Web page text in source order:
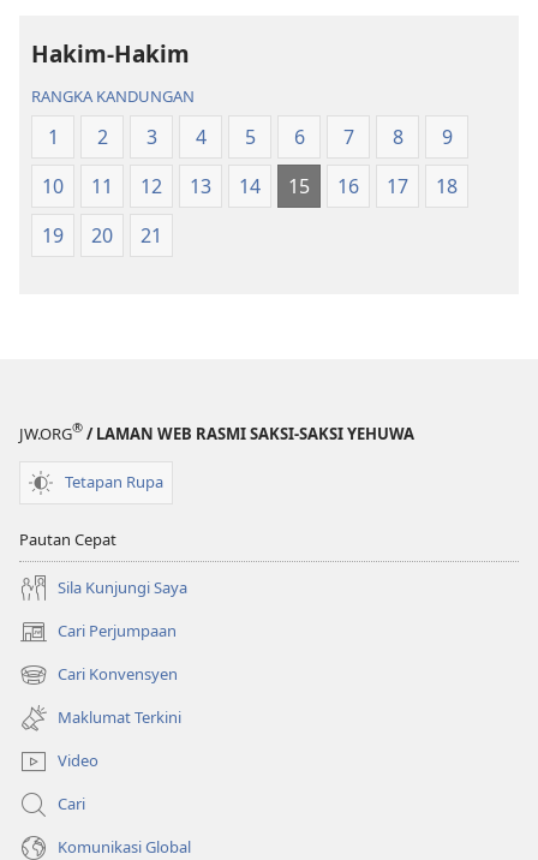
Hakim-Hakim
RANGKA KANDUNGAN
1 2 3 4 5 6 7 8
9
10
11 12 13 14 15 16 17
18
19
20 21
JW.ORG® / LAMAN WEB RASMI SAKSI-SAKSI YEHUWA
Tetapan Rupa
Pautan Cepat
Sila Kunjungi Saya
Cari Perjumpaan
(membuka
tetingkap
baharu)
Cari Konvensyen
(membuka
tetingkap
baharu)
Maklumat Terkini
Video
Cari
Komunikasi Global